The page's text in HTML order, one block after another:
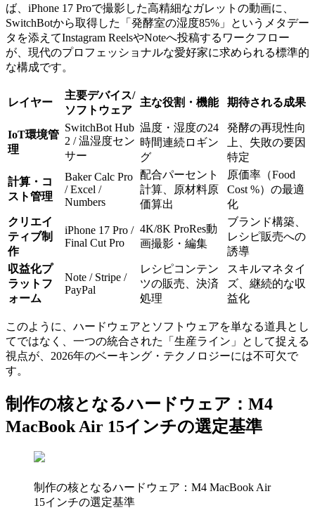
ば、iPhone 17 Proで撮影した高精細なガレットの動画に、
SwitchBotから取得した「発酵室の湿度85%」というメタデー
タを添えてInstagram ReelsやNoteへ投稿するワークフロー
が、現代のプロフェッショナルな愛好家に求められる標準的
な構成です。
レイヤー
主要デバイス/
ソフトウェア
主な役割・機能 期待される成果
IoT環境管
理
SwitchBot Hub
2 / 温湿度セン
サー
温度・湿度の24
時間連続ロギン
グ
発酵の再現性向
上、失敗の要因
特定
計算・コ
スト管理
Baker Calc Pro
/ Excel /
Numbers
配合パーセント
計算、原材料原
価算出
原価率（Food
Cost %）の最適
化
クリエイ
ティブ制
作
iPhone 17 Pro /
Final Cut Pro
4K/8K ProRes動
画撮影・編集
ブランド構築、
レシピ販売への
誘導
収益化プ
ラットフ
ォーム
Note / Stripe /
PayPal
レシピコンテン
ツの販売、決済
処理
スキルマネタイ
ズ、継続的な収
益化
このように、ハードウェアとソフトウェアを単なる道具とし
てではなく、一つの統合された「生産ライン」として捉える
視点が、2026年のベーキング・テクノロジーには不可欠で
す。
制作の核となるハードウェア：M4
MacBook Air 15インチの選定基準
制作の核となるハードウェア：M4 MacBook Air
15インチの選定基準